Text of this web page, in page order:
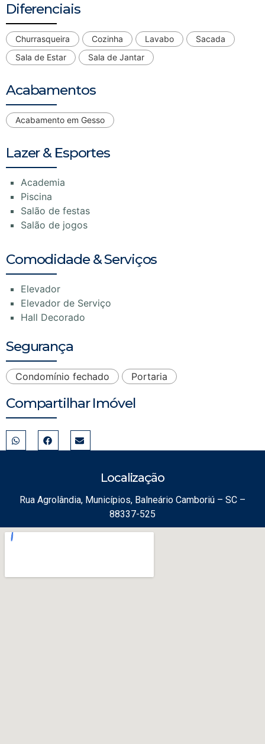
Diferenciais
Churrasqueira Cozinha Lavabo
Sacada
Sala de Estar
Sala de Jantar
Acabamentos
Acabamento em Gesso
Lazer & Esportes
Academia
Piscina
Salão de festas
Salão de jogos
Comodidade & Serviços
Elevador
Elevador de Serviço
Hall Decorado
Segurança
Condomínio fechado Portaria
Compartilhar Imóvel
Localização
Rua Agrolândia, Municípios, Balneário Camboriú – SC –
88337-525